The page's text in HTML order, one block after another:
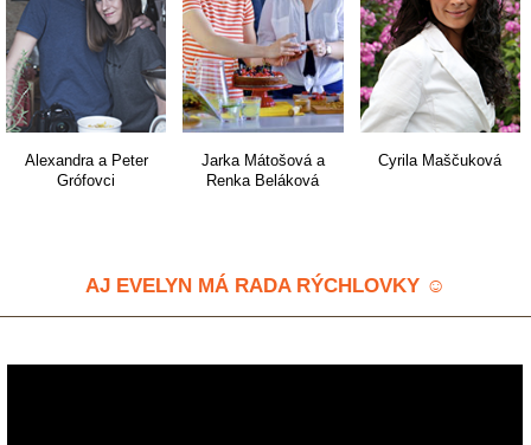
Alexandra a Peter
Grófovci
Jarka Mátošová a
Renka Beláková
Cyrila Maščuková
AJ EVELYN MÁ RADA RÝCHLOVKY ☺